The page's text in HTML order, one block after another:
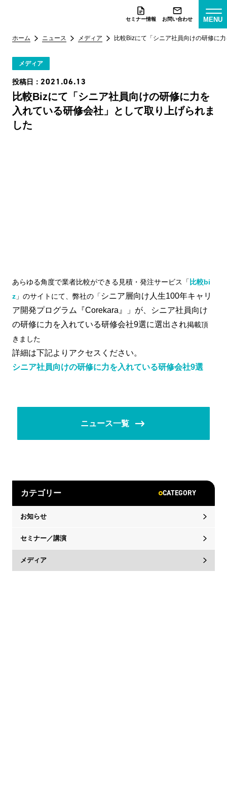
セミナー情報 お問い合わせ MENU
ホーム ニュース メディア 比較Bizにて「シニア社員向けの研修に
メディア
投稿日： 2021.06.13
比較Bizにて「シニア社員向けの研修に力を
入れている研修会社」として取り上げられま
した
あらゆる角度で業者比較ができる見積・発注サービス「 比較bi
z 」のサイトにて、弊社の「 シニア層向け人生100年キャリ
ア開発プログラム『Corekara』」が、シニア社員向け
の研修に力を入れている研修会社9選に選出され掲載頂
きました
詳細は下記よりアクセスください。
シニア社員向けの研修に力を入れている研修会社9選
ニュース一覧
カテゴリー CATEGORY
お知らせ
セミナー／講演
メディア